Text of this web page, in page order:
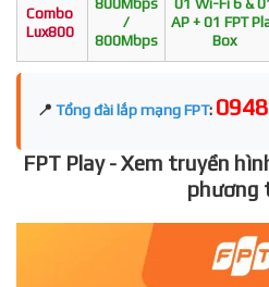
Combo
Lux800
/
800Mbps
AP + 01 FPT
Box
📍 Tổng đài lắp mạng FPT:
FPT Play - Xem truyền
phương